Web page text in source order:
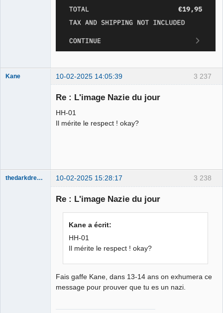
3 237
Kane 10-02-2025 14:05:39
Re : L'image Nazie du jour
HH-01
Il mérite le respect ! okay?
3 238
thedarkdreamer 10-02-2025 15:28:17
Re : L'image Nazie du jour
Kane a écrit:
HH-01
Il mérite le respect ! okay?
Fais gaffe Kane, dans 13-14 ans on exhumera ce
message pour prouver que tu es un nazi.